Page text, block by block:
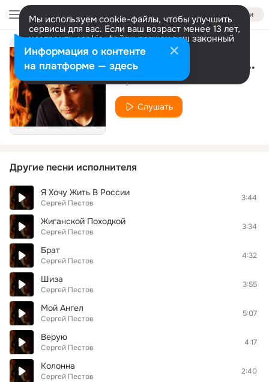
Войти
Мы используем cookie-файлы, чтобы улучшить
сервисы для вас. Если ваш возраст менее 13 лет,
настроить cookie-файлы должен ваш законный
представитель. Больше информации
Разрешить все Настроить Вся моя жизнь – это взлёт
Сергей Пестов
Слушать
Другие песни исполнителя
Я Хочу Жить В России
Сергей Пестов
3:44
Жиганской Походкой
Сергей Пестов
3:34
Брат
Сергей Пестов
4:32
Шиза
Сергей Пестов
3:55
Мой Ангел
Сергей Пестов
5:07
Верую
Сергей Пестов
4:17
Колонна
Сергей Пестов
2:40
Информация о контенте
на платформе — здесь